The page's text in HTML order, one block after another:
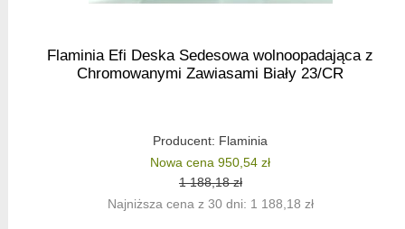
Flaminia Efi Deska Sedesowa wolnoopadająca z
Chromowanymi Zawiasami Biały 23/CR
Producent: Flaminia
Nowa cena 950,54 zł
1 188,18 zł
Najniższa cena z 30 dni: 1 188,18 zł